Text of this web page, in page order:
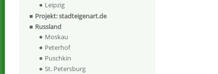
Leipzig
Projekt: stadteigenart.de
Russland
Moskau
Peterhof
Puschkin
St. Petersburg